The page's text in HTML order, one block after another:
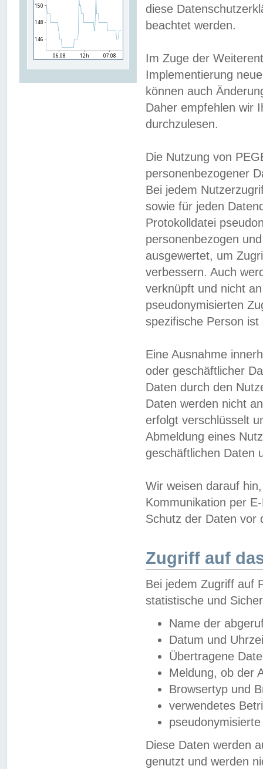
diese
beachtet werden.
Im Zuge der
Implementierung
können auch
Daher empfehlen wir
durchzulesen.
Die Nutzung von
personenbezogener
Bei jedem
sowie für jeden
Protokolldatei
personenbezogen
ausgewertet, um
verbessern. Auch
verknüpft und nicht
pseudonymisierten
spezifische Person
Eine Ausnahme
oder geschäftlicher
Daten durch den
Daten werden nicht
erfolgt verschlüsselt
Abmeldung eines
geschäftlichen Daten
Wir weisen darauf
Kommunikation per
Schutz der Daten vor
Zugriff auf
Bei jedem Zugriff auf
statistische und
Name der
Datum und
Übertragene
Meldung, ob der
Browsertyp und
verwendetes
Diese Daten werden
genutzt und werden